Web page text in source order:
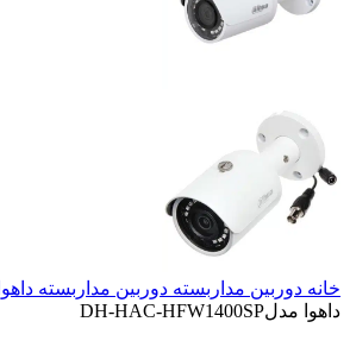
خانه دوربین مداربسته دوربین مداربسته داهوا
داهوا مدلDH-HAC-HFW1400SP